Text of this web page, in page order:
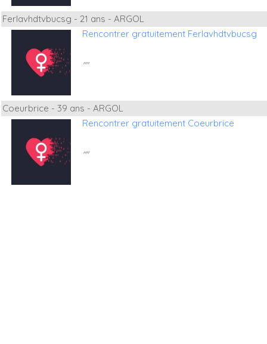
Ferlavhdtvbucsg - 21 ans - ARGOL
Rencontrer gratuitement Ferlavhdtvbucsg
""
Coeurbrice - 39 ans - ARGOL
Rencontrer gratuitement Coeurbrice
""